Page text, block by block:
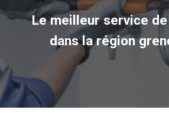
Le meilleur service
dans la région